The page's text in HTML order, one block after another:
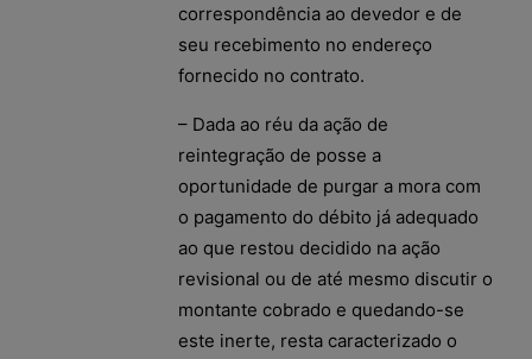
correspondência ao devedor e de
seu recebimento no endereço
fornecido no contrato.
– Dada ao réu da ação de
reintegração de posse a
oportunidade de purgar a mora com
o pagamento do débito já adequado
ao que restou decidido na ação
revisional ou de até mesmo discutir o
montante cobrado e quedando-se
este inerte, resta caracterizado o